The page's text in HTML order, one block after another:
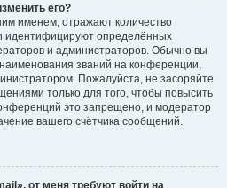
его?
именем, отражают количество
идентифицируют определённых
и администраторов. Обычно вы
званий на конференции,
Пожалуйста, не засоряйте
только для того, чтобы повысить
это запрещено, и модератор
вашего счётчика сообщений.
от меня требуют войти на